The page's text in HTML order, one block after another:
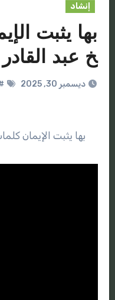
إنشاد
بها يثبت
خ عبد القادر
ديسمبر 30, 2025
بها يثبت الإيمان